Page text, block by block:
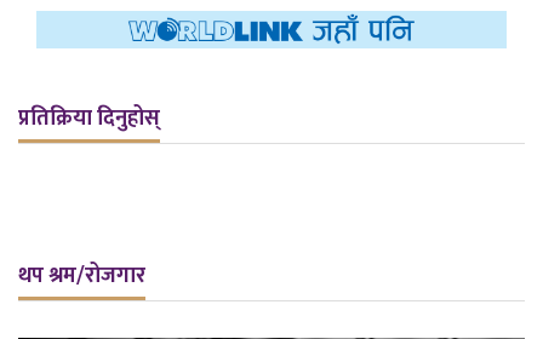
प्रतिक्रिया दिनुहोस्
थप श्रम/रोजगार